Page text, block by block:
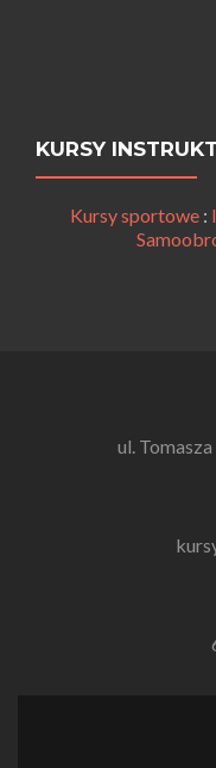
KURSY
Kursy sportowe:
ul.